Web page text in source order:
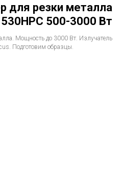
для резки металла
500-3000 Вт
Мощность до 3000 Вт. Излучатель
Подготовим образцы.